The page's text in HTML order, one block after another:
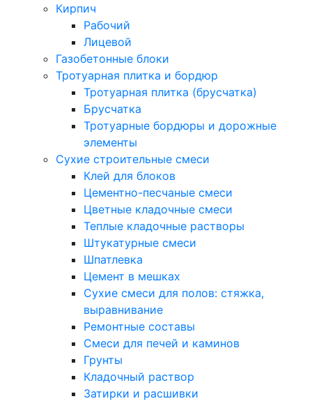
Кирпич
Рабочий
Лицевой
Газобетонные блоки
Тротуарная плитка и бордюр
Тротуарная плитка (брусчатка)
Брусчатка
Тротуарные бордюры и дорожные
элементы
Сухие строительные смеси
Клей для блоков
Цементно-песчаные смеси
Цветные кладочные смеси
Теплые кладочные растворы
Штукатурные смеси
Шпатлевка
Цемент в мешках
Сухие смеси для полов: стяжка,
выравнивание
Ремонтные составы
Смеси для печей и каминов
Грунты
Кладочный раствор
Затирки и расшивки